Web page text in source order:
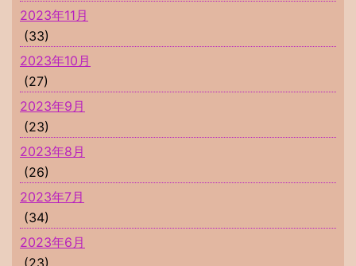
2023年11月
(33)
2023年10月
(27)
2023年9月
(23)
2023年8月
(26)
2023年7月
(34)
2023年6月